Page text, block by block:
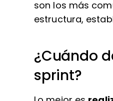
son los más
estructura,
¿Cuándo
sprint?